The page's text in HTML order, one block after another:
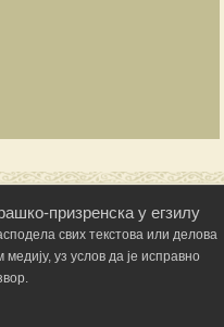
призренска у егзилу
свих текстова или делова
уз услов да је исправно